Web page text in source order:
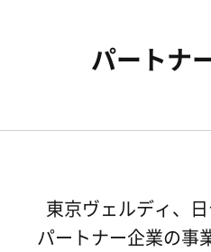
パートナ
東京ヴェルディ、
パートナー企業の事